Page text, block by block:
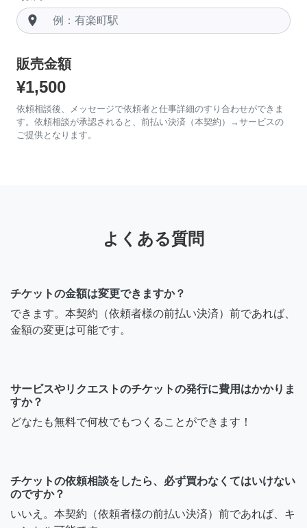
room
販売金額
¥1,500
依頼相談後、メッセージで依頼者と仕事詳細のすり合わせができま
す。依頼相談が承認されると、前払い決済（本契約）→サービスの
ご提供となります。
よくある質問
チケットの金額は変更できますか？
できます。本契約（依頼者様の前払い決済）前であれば、
金額の変更は可能です。
サービスやリクエストのチケットの発行に費用はかかりま
すか？
どなたも無料で何枚でもつくることができます！
チケットの依頼相談をしたら、必ず買わなくてはいけない
のですか？
いいえ。本契約（依頼者様の前払い決済）前であれば、キ